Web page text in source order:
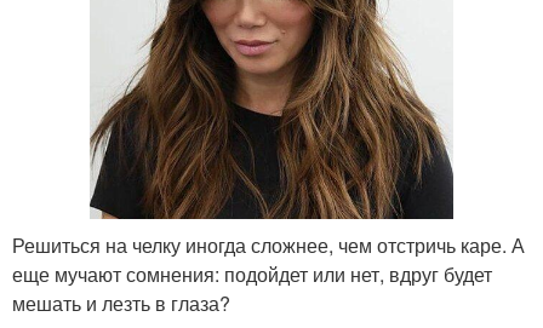
Решиться на челку иногда сложнее, чем отстричь каре. А
еще мучают сомнения: подойдет или нет, вдруг будет
мешать и лезть в глаза?